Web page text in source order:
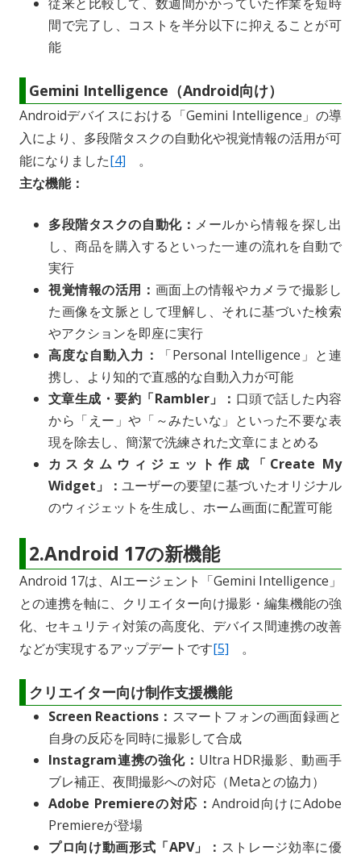
間で完了し、コストを半分以下に抑えることが可
能
Gemini Intelligence（Android向け）
Androidデバイスにおける「Gemini Intelligence」の導
入により、多段階タスクの自動化や視覚情報の活用が可
能になりました[4]
。
主な機能：
多段階タスクの自動化： メールから情報を探し出
し、商品を購入するといった一連の流れを自動で
実行
視覚情報の活用： 画面上の情報やカメラで撮影し
た画像を文脈として理解し、それに基づいた検索
やアクションを即座に実行
高度な自動入力：
「Personal Intelligence」と連
携し、より知的で直感的な自動入力が可能
文章生成・要約「Rambler」： 口頭で話した内容
から「えー」や「～みたいな」といった不要な表
現を除去し、簡潔で洗練された文章にまとめる
カスタムウィジェット作成「Create My
Widget」：ユーザーの要望に基づいたオリジナル
のウィジェットを生成し、ホーム画面に配置可能
2.Android 17の新機能
Android 17は、AIエージェント「Gemini Intelligence」
との連携を軸に、クリエイター向け撮影・編集機能の強
化、セキュリティ対策の高度化、デバイス間連携の改善
などが実現するアップデートです[5] 。
クリエイター向け制作支援機能
Screen Reactions： スマートフォンの画面録画と
自身の反応を同時に撮影して合成
Instagram連携の強化： Ultra HDR撮影、動画手
ブレ補正、夜間撮影への対応（Metaとの協力）
Adobe Premiereの対応： Android向けにAdobe
Premiereが登場
プロ向け動画形式「APV」： ストレージ効率に優